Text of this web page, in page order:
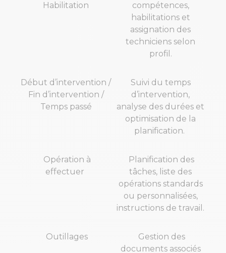
Habilitation
compétences,
habilitations et
assignation des
techniciens selon
profil.
Début d’intervention /
Fin d’intervention /
Temps passé
Suivi du temps
d’intervention,
analyse des durées et
optimisation de la
planification.
Opération à
effectuer
Planification des
tâches, liste des
opérations standards
ou personnalisées,
instructions de travail.
Outillages
Gestion des
documents associés